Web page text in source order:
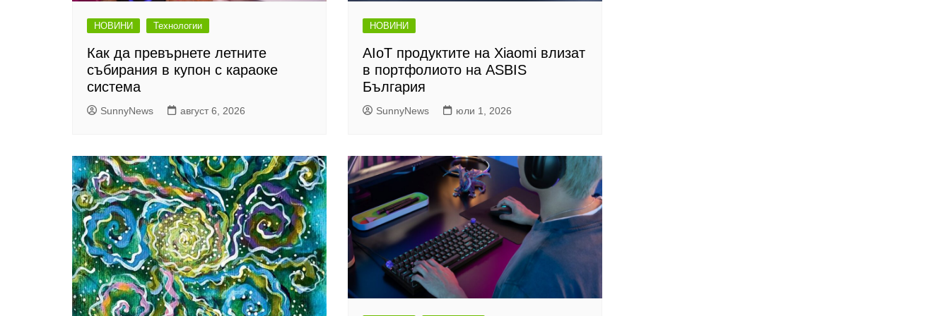
НОВИНИ Технологии
Как да превърнете летните
събирания в купон с караоке
система
SunnyNews август 6, 2026
НОВИНИ
AIoT продуктите на Xiaomi влизат
в портфолиото на ASBIS
България
SunnyNews юли 1, 2026